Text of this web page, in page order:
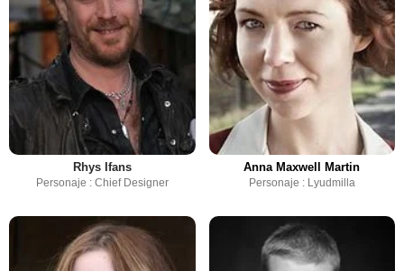
Rhys Ifans
Personaje : Chief Designer
Anna Maxwell Martin
Personaje : Lyudmilla